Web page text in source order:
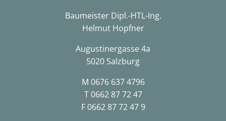
Baumeister Dipl.-HTL-Ing.
Helmut Hopfner
Augustinergasse 4a
5020 Salzburg
M 0676 637 4796
T0662 87 72 47
F 0662 87 72 47 9